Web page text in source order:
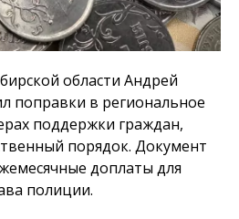
области Андрей
поправки в региональное
поддержки граждан,
порядок. Документ
доплаты для
полиции.